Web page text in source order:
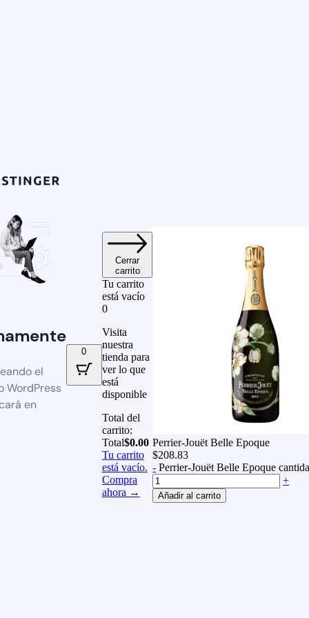
el
WordPress
en
0
Cerrar
carrito
Tu carrito
está vacío
0
Visita
nuestra
tienda para
ver lo que
está
disponible
Total del
carrito:
Total$0.00
Tu carrito
está vacío.
Compra
ahora →
Perrier-Jouët Belle Epoque
$208.83
- Perrier-Jouët Belle Epoque
+
Añadir al carrito